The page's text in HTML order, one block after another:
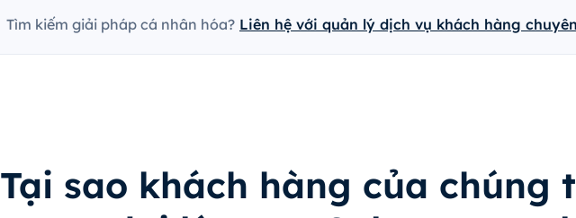
Tìm kiếm giải pháp cá nhân hóa? Liên hệ với quản lý dịch vụ khách hàng
Tại sao khách hàng của chúng